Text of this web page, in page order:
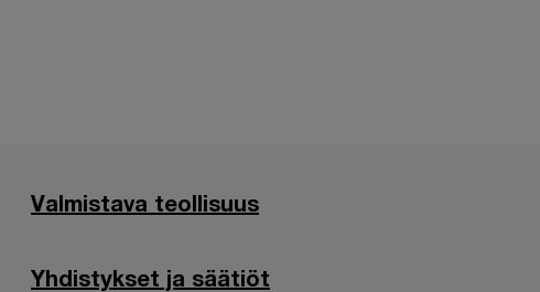
Valmistava teollisuus
Yhdistykset ja säätiöt